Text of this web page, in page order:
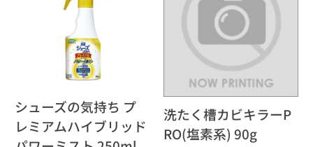
シューズの気持ち プ
レミアムハイブリッド
洗たく槽カビキラーP
RO(塩素系) 90g